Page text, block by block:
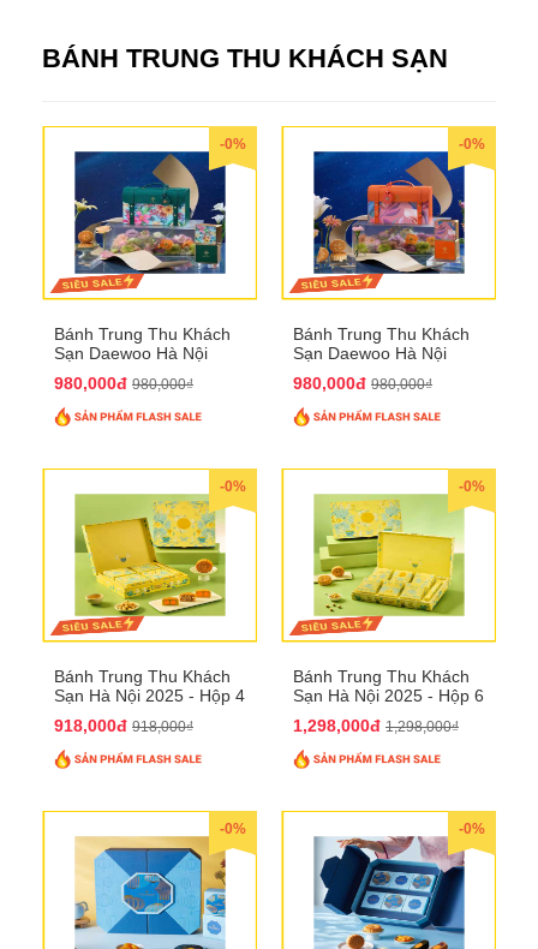
BÁNH TRUNG THU KHÁCH SẠN
-0%
Bánh Trung Thu Khách
Sạn Daewoo Hà Nội
QTTT30
980,000đ 980,000₫
-0%
Bánh Trung Thu Khách
Sạn Daewoo Hà Nội
QTTT31
980,000đ 980,000₫
-0%
Bánh Trung Thu Khách
Sạn Hà Nội 2025 - Hộp 4
918,000đ 918,000₫
-0%
Bánh Trung Thu Khách
Sạn Hà Nội 2025 - Hộp 6
1,298,000đ 1,298,000₫
-0% -0%